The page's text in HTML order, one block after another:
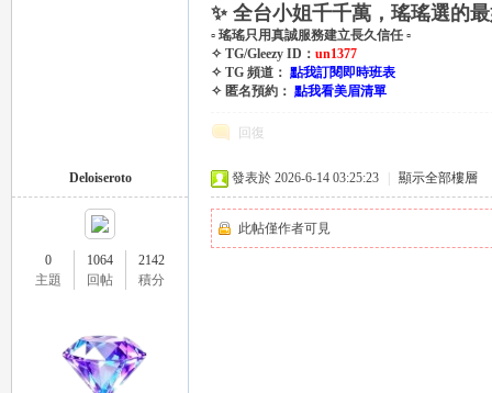
✨ 全台小姐千千萬，瑤瑤選的
▫ 瑤瑤只用真誠服務建立長久信任 ▫
✧ TG/Gleezy ID： un1377
✧ TG 頻道： 點我訂閱即時班表
✧ 匿名預約： 點我看美眉清單
回復
Deloiseroto
0
主題
1064
回帖
2142
積分
發表於 2026-6-14 03:25:23 顯示全部樓層
此帖僅作者可見